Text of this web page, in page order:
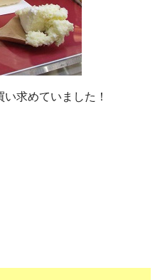
求めていました！